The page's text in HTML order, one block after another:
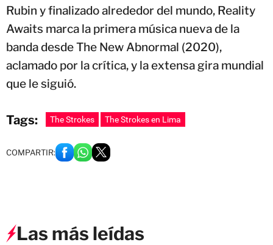
Rubin y finalizado alrededor del mundo, Reality
Awaits marca la primera música nueva de la
banda desde The New Abnormal (2020),
aclamado por la crítica, y la extensa gira mundial
que le siguió.
Tags: The Strokes The Strokes en Lima
COMPARTIR:
Las más leídas